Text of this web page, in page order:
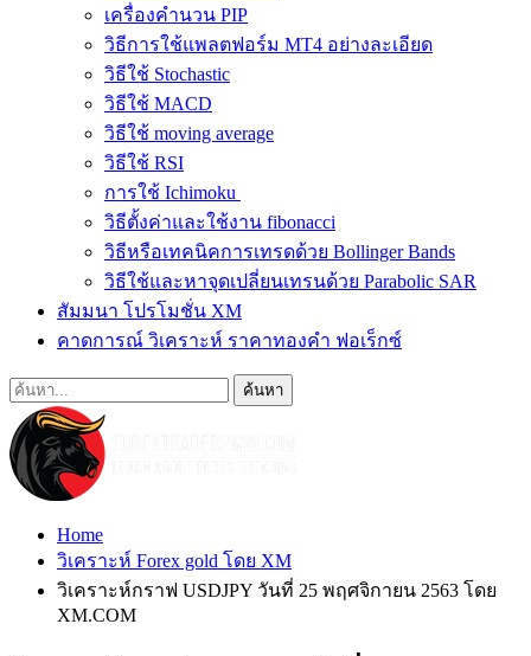
เครื่องคำนวน PIP
วิธีการใช้แพลตฟอร์ม MT4 อย่างละเอียด
วิธีใช้ Stochastic
วิธีใช้ MACD
วิธีใช้ moving average
วิธีใช้ RSI
การใช้ Ichimoku
วิธีตั้งค่าและใช้งาน fibonacci
วิธีหรือเทคนิคการเทรดด้วย Bollinger Bands
วิธีใช้และหาจุดเปลี่ยนเทรนด้วย Parabolic SAR
สัมมนา โปรโมชั่น XM
คาดการณ์ วิเคราะห์ ราคาทองคำ ฟอเร็กซ์
Home
วิเคราะห์ Forex gold โดย XM
วิเคราะห์กราฟ USDJPY วันที่ 25 พฤศจิกายน 2563 โดย
XM.COM